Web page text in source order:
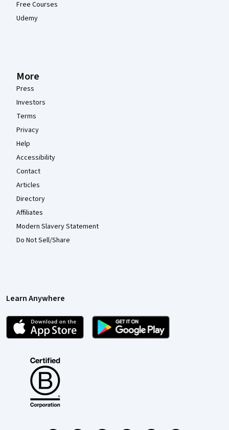
Free Courses
Udemy
More
Press
Investors
Terms
Privacy
Help
Accessibility
Contact
Articles
Directory
Affiliates
Modern Slavery Statement
Do Not Sell/Share
Learn Anywhere